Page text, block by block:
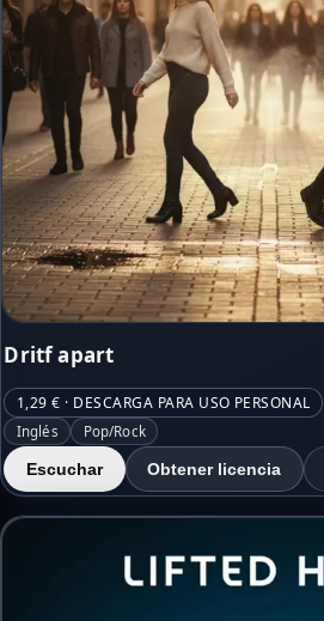
Dritf apart
1,29 € · DESCARGA PARA USO PERSONAL
Inglés Pop/Rock
Escuchar Obtener licencia